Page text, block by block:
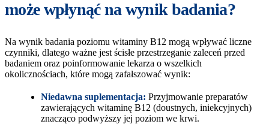
może wpłynąć na wynik badania?
Na wynik badania poziomu witaminy B12 mogą wpływać liczne
czynniki, dlatego ważne jest ścisłe przestrzeganie zaleceń przed
badaniem oraz poinformowanie lekarza o wszelkich
okolicznościach, które mogą zafałszować wynik:
Niedawna suplementacja: Przyjmowanie preparatów
zawierających witaminę B12 (doustnych, iniekcyjnych)
znacząco podwyższy jej poziom we krwi.